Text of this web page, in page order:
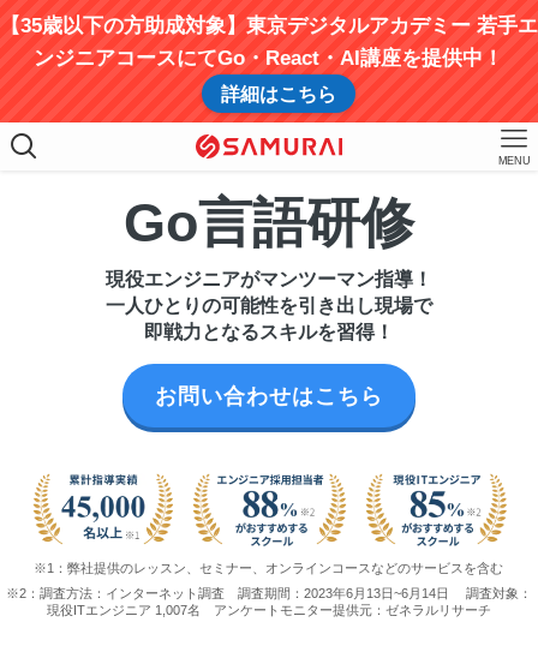
【35歳以下の方助成対象】東京デジタルアカデミー 若手エ
ンジニアコースにてGo・React・AI講座を提供中！
詳細はこちら
MENU
Go言語研修
現役エンジニアがマンツーマン指導！
一人ひとりの可能性を引き出し現場で
即戦力となるスキルを習得！
お問い合わせはこちら
※1：弊社提供のレッスン、セミナー、オンラインコースなどのサービスを含む
※2：調査方法：インターネット調査 調査期間：2023年6月13日~6月14日 調査対象：
現役ITエンジニア 1,007名 アンケートモニター提供元：ゼネラルリサーチ